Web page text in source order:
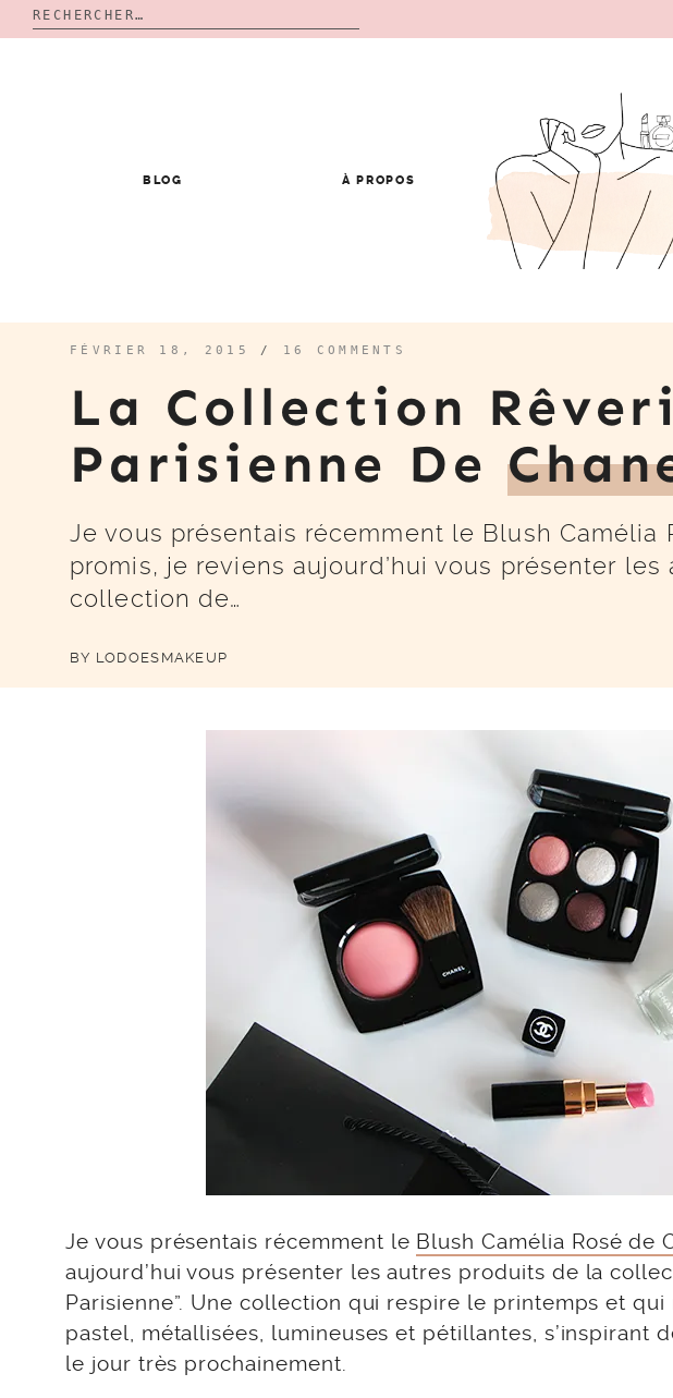
Rechercher :
BLOG À PROPOS
FÉVRIER 18, 2015 / 16 COMMENTS
La Collection
Parisienne De
Je vous présentais récemment le Blush Camélia
promis, je reviens aujourd’hui vous présenter
collection de…
BY LODOESMAKEUP
Je vous présentais récemment le Blush Camélia Rosé de
aujourd’hui vous présenter les autres produits de la
Parisienne”. Une collection qui respire le printemps et
pastel, métallisées, lumineuses et pétillantes, s’inspirant
le jour très prochainement.